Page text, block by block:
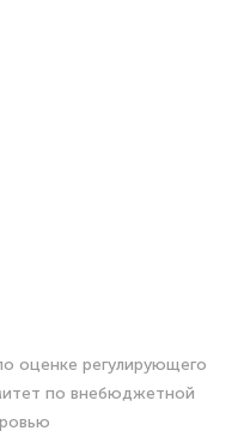
оценке регулирующего
по внебюджетной